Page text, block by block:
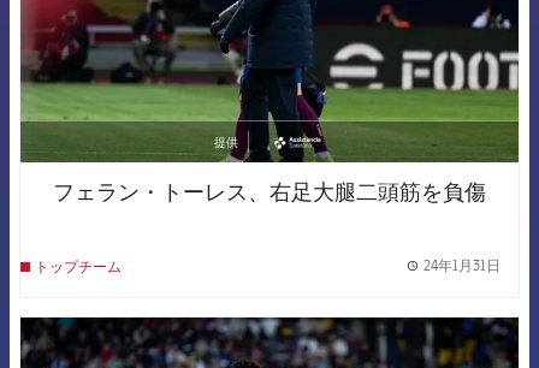
提供
asistencia
フェラン・トーレス、右足大腿二頭筋を負傷
トップチーム 24年1月31日
FCB Barcelona badge